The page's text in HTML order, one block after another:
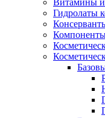
Витамины
Гидролаты
Компоненты